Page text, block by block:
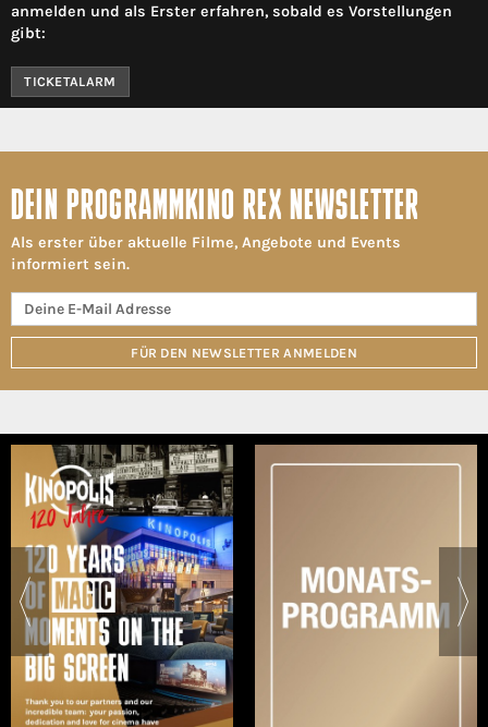
anmelden und als Erster erfahren, sobald es Vorstellungen
gibt:
TICKETALARM
DEIN PROGRAMMKINO REX NEWSLETTER
Als erster über aktuelle Filme, Angebote und Events
informiert sein.
FÜR DEN NEWSLETTER ANMELDEN